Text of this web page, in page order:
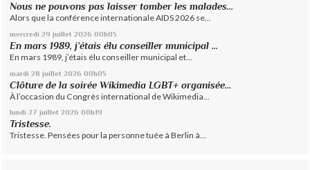
Nous ne pouvons pas laisser tomber les malades...
Alors que la conférence internationale AIDS 2026 se...
mercredi 29 juillet 2026 00h05
En mars 1989, j’étais élu conseiller municipal ...
En mars 1989, j’étais élu conseiller municipal et...
mardi 28 juillet 2026 00h05
Clôture de la soirée Wikimedia LGBT+ organisée...
À l’occasion du Congrès international de Wikimedia...
lundi 27 juillet 2026 00h19
Tristesse.
Tristesse. Pensées pour la personne tuée à Berlin à...